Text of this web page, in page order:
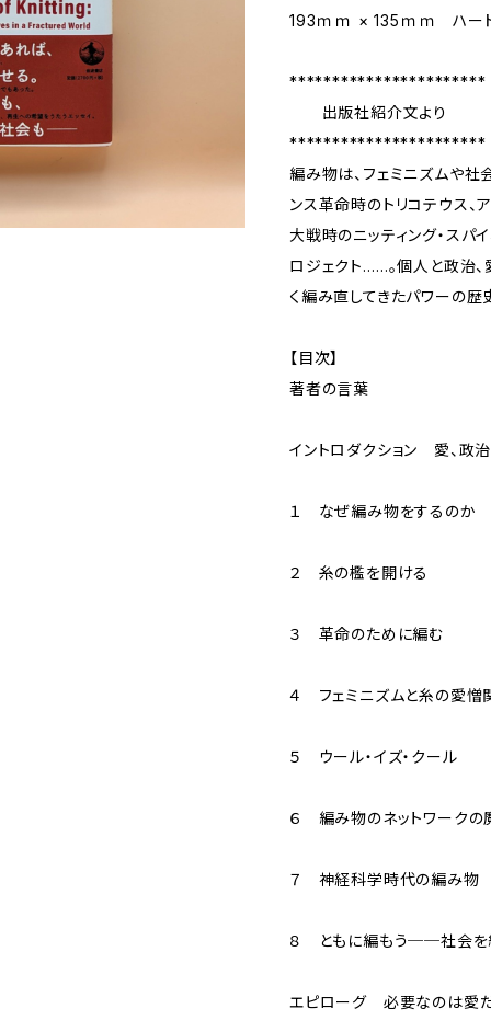
193ｍｍ × 135ｍｍ ハー
***********************
出版社紹介文より
***********************
編み物は、フェミニズムや社
ンス革命時のトリコテウス、
大戦時のニッティング・スパ
ロジェクト……。個人と政治
く編み直してきたパワーの歴
【目次】
著者の言葉
イントロダクション 愛、政
１ なぜ編み物をするのか
２ 糸の檻を開ける
３ 革命のために編む
４ フェミニズムと糸の愛憎
５ ウール・イズ・クール
６ 編み物のネットワークの
７ 神経科学時代の編み物
８ ともに編もう──社会を
エピローグ 必要なのは愛